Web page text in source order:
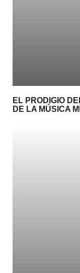
EL PRODIGIO
DE LA MÚSICA